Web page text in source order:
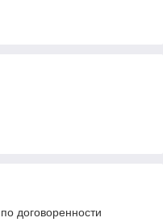
договоренности